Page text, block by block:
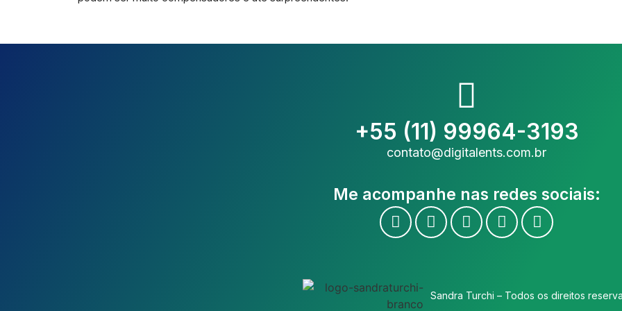
+55 (11) 99964-3193
contato@digitalents.com.br
Me acompanhe nas redes sociais:
Sandra Turchi – Todos os direitos